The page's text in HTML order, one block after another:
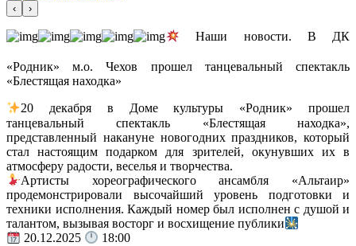
‹ ›
Наши новости. В ДК
«Родник» м.о. Чехов прошел танцевальный спектакль
«Блестящая находка»
20 декабря в Доме культуры «Родник» прошел
танцевальный спектакль «Блестящая находка»,
представленный накануне новогодних праздников, который
стал настоящим подарком для зрителей, окунувших их в
атмосферу радости, веселья и творчества.
Артисты хореографического ансамбля «Альтаир»
продемонстрировали высочайший уровень подготовки и
техники исполнения. Каждый номер был исполнен с душой и
талантом, вызывая восторг и восхищение публики
20.12.2025
18:00